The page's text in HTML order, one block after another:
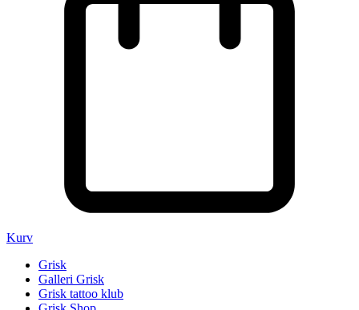
Kurv
Grisk
Galleri Grisk
Grisk tattoo klub